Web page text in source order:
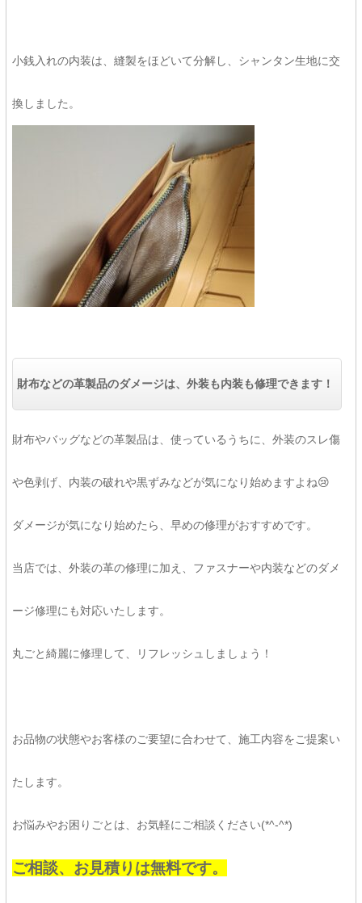
小銭入れの内装は、縫製をほどいて分解し、シャンタン生地に交
換しました。
財布などの革製品のダメージは、外装も内装も修理できます！
財布やバッグなどの革製品は、使っているうちに、外装のスレ傷
や色剥げ、内装の破れや黒ずみなどが気になり始めますよね😢
ダメージが気になり始めたら、早めの修理がおすすめです。
当店では、外装の革の修理に加え、ファスナーや内装などのダメ
ージ修理にも対応いたします。
丸ごと綺麗に修理して、リフレッシュしましょう！
お品物の状態やお客様のご要望に合わせて、施工内容をご提案い
たします。
お悩みやお困りごとは、お気軽にご相談ください(*^-^*)
ご相談、お見積りは無料です。